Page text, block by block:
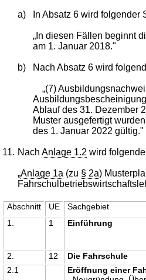
a) In Absatz 6 wird folgender
„In diesen Fällen beginnt
am 1. Januar 2018."
b) Nach Absatz 6 wird
„(7)
Ablauf des 31. Dezember
Muster ausgefertigt
des 1. Januar 2022 gültig."
11. NachAnlage 1.2 wird
„Anlage 1a (zu § 2a)
Abschnitt UE Sachgebiet
1.
1 Einführung
2.
12
Die Fahrschule
2.1
Eröffnung einer